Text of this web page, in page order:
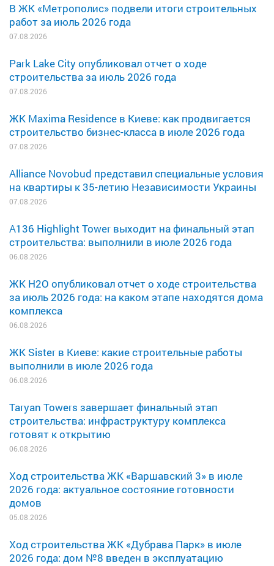
В ЖК «Метрополис» подвели итоги строительных
работ за июль 2026 года
07.08.2026
Park Lake City опубликовал отчет о ходе
строительства за июль 2026 года
07.08.2026
ЖК Maxima Residence в Киеве: как продвигается
строительство бизнес-класса в июле 2026 года
07.08.2026
Alliance Novobud представил специальные условия
на квартиры к 35-летию Независимости Украины
07.08.2026
A136 Highlight Tower выходит на финальный этап
строительства: выполнили в июле 2026 года
06.08.2026
ЖК H2O опубликовал отчет о ходе строительства
за июль 2026 года: на каком этапе находятся дома
комплекса
06.08.2026
ЖК Sister в Киеве: какие строительные работы
выполнили в июле 2026 года
06.08.2026
Taryan Towers завершает финальный этап
строительства: инфраструктуру комплекса
готовят к открытию
06.08.2026
Ход строительства ЖК «Варшавский 3» в июле
2026 года: актуальное состояние готовности
домов
05.08.2026
Ход строительства ЖК «Дубрава Парк» в июле
2026 года: дом №8 введен в эксплуатацию